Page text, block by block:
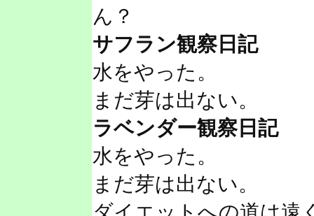
ん？
サフラン観察日記
水をやった。
まだ芽は出ない。
ラベンダー観察日記
水をやった。
まだ芽は出ない。